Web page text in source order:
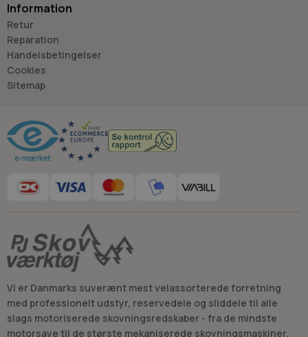
“Vi bygger vores løsninger på viden, erfaring og faglig indsigt
- så du kan træffe
det rigtige valg, hver gang.
- Jan “Savdoktoren” Østergaard
Information
Retur
Reparation
Handelsbetingelser
Cookies
Sitemap
Vi er Danmarks suverænt mest velassorterede forretning
med professionelt udstyr, reservedele og sliddele til alle
slags motoriserede skovningsredskaber - fra de mindste
motorsave til de største mekaniserede skovningsmaskiner.